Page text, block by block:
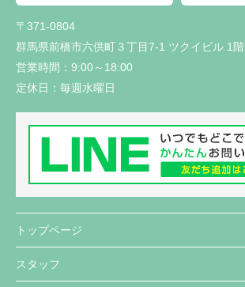
〒371-0804
群馬県前橋市六供町３丁目7-1 ツクイビル 1階
営業時間： 9:00～18:00
定休日： 毎週水曜日
トップページ
スタッフ